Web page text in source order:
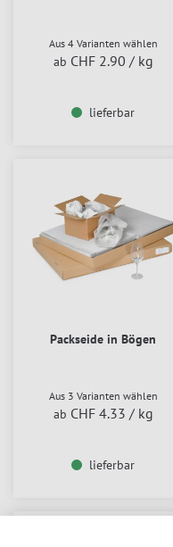
Aus 4 Varianten wählen
ab CHF 2.90 / kg
lieferbar
Packseide in Bögen
Aus 3 Varianten wählen
ab CHF 4.33 / kg
lieferbar